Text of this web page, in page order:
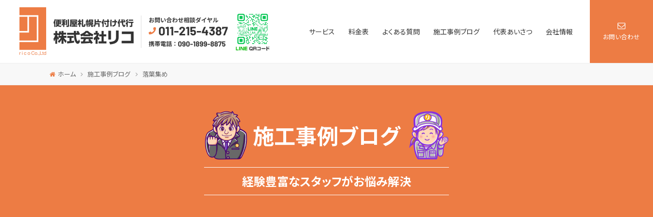
サービス 料金表 よくある質問 施工事例ブログ 代表あいさつ 会社情報
お問い合わせ
ホーム 施工事例ブログ 落葉集め
施工事例ブログ
経験豊富なスタッフがお悩み解決